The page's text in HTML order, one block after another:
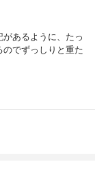
あるように、たっ
でずっしりと重た